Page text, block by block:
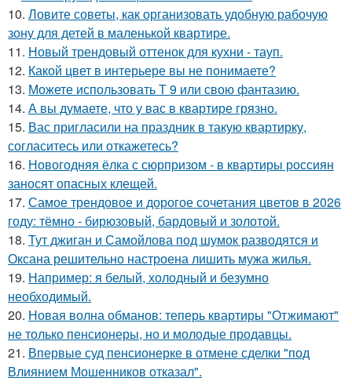
10. Ловите советы, как организовать удобную рабочую
зону для детей в маленькой квартире.
11. Новый трендовый оттенок для кухни - тауп.
12. Какой цвет в интерьере вы не понимаете?
13. Можете использовать Т 9 или свою фантазию.
14. А вы думаете, что у вас в квартире грязно.
15. Вас пригласили на праздник в такую квартирку,
согласитесь или откажетесь?
16. Новогодняя ёлка с сюрпризом - в квартиры россиян
заносят опасных клещей.
17. Самое трендовое и дорогое сочетания цветов в 2026
году: тёмно - бирюзовый, бардовый и золотой.
18. Тут джиган и Самойлова под шумок разводятся и
Оксана решительно настроена лишить мужа жилья.
19. Например: я белый, холодный и безумно
необходимый.
20. Новая волна обманов: теперь квартиры "Отжимают"
не только пенсионеры, но и молодые продавцы.
21. Впервые суд пенсионерке в отмене сделки "под
Влиянием Мошенников отказал".